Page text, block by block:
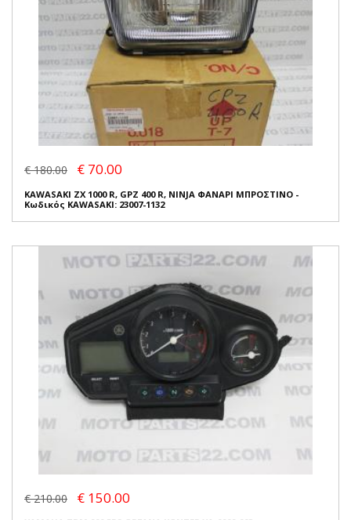
€ 180.00 € 70.00
KAWASAKI ZX 1000 R, GPZ 400 R, NINJA ΦΑΝΑΡΙ ΜΠΡΟΣΤΙΝΟ -
Κωδικός KAWASAKI: 23007-1132
€ 210.00 € 150.00